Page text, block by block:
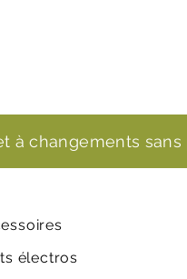
à changements sans
électros